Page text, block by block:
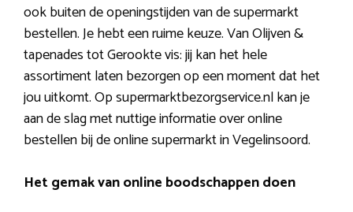
ook buiten de openingstijden van de supermarkt
bestellen. Je hebt een ruime keuze. Van Olijven &
tapenades tot Gerookte vis: jij kan het hele
assortiment laten bezorgen op een moment dat het
jou uitkomt. Op supermarktbezorgservice.nl kan je
aan de slag met nuttige informatie over online
bestellen bij de online supermarkt in Vegelinsoord.
Het gemak van online boodschappen doen